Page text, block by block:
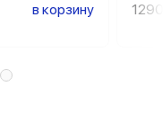
в корзину